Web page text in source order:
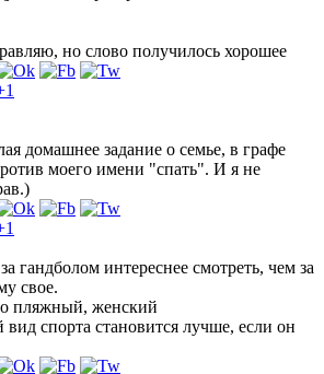
но слово получилось хорошее
домашнее задание о семье, в графе
моего имени "спать". И я не
гандболом интереснее смотреть, чем за
свое.
пляжный, женский
спорта становится лучше, если он